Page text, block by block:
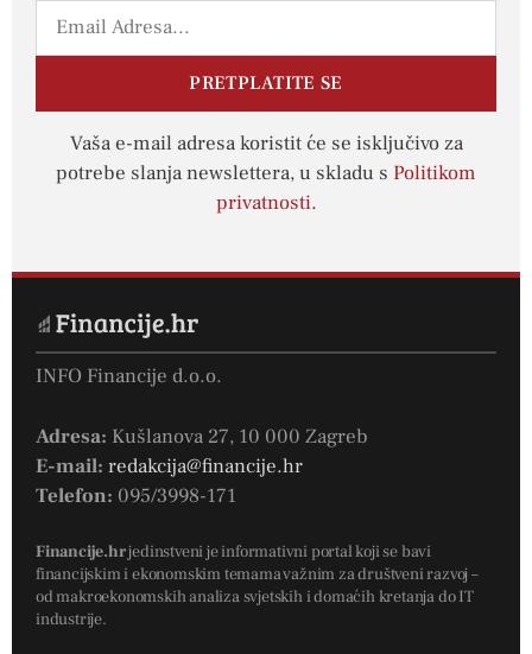
PRETPLATITE SE
Vaša e-mail adresa koristit će se isključivo za
potrebe slanja newslettera, u skladu s Politikom
privatnosti.
INFO Financije d.o.o.
Adresa: Kušlanova 27, 10 000 Zagreb
E-mail: redakcija@financije.hr
Telefon: 095/3998-171
Financije.hrjedinstveni je informativni portal koji se bavi
financijskim i ekonomskim temama važnim za društveni razvoj –
od makroekonomskih analiza svjetskih i domaćih kretanja do IT
industrije.